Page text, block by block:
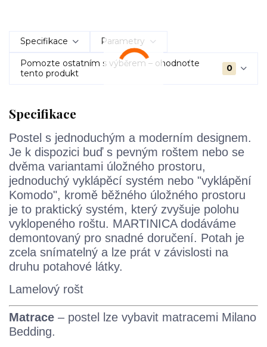
Specifikace Parametry
Pomozte ostatním s výběrem – ohodnoťte
tento produkt
0
Specifikace
Postel s jednoduchým a moderním designem.
Je k dispozici buď s pevným roštem nebo se
dvěma variantami úložného prostoru,
jednoduchý vyklápěcí systém nebo "vyklápění
Komodo", kromě běžného úložného prostoru
je to praktický systém, který zvyšuje polohu
vyklopeného roštu. MARTINICA dodáváme
demontovaný pro snadné doručení. Potah je
zcela snímatelný a lze prát v závislosti na
druhu potahové látky.
Lamelový rošt
Matrace – postel lze vybavit matracemi Milano
Bedding.